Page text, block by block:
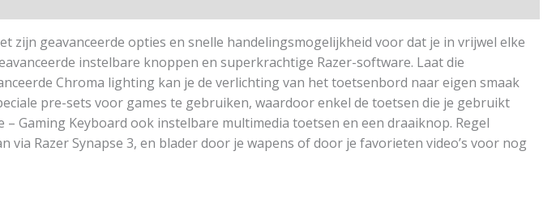
zijn geavanceerde opties en snelle handelingsmogelijkheid voor dat je in vrijwel elke
instelbare knoppen en superkrachtige Razer-software. Laat die
Chroma lighting kan je de verlichting van het toetsenbord naar eigen smaak
pre-sets voor games te gebruiken, waardoor enkel de toetsen die je gebruikt
Gaming Keyboard ook instelbare multimedia toetsen en een draaiknop. Regel
Razer Synapse 3, en blader door je wapens of door je favorieten video’s voor nog